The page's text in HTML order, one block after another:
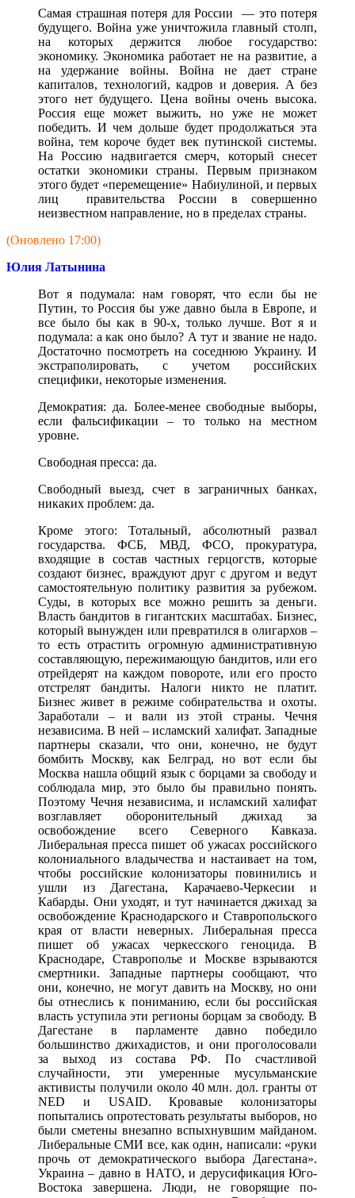
Самая страшная потеря для России — это потеря
будущего. Война уже уничтожила главный столп,
на которых держится любое государство:
экономику. Экономика работает не на развитие, а
на удержание войны. Война не дает стране
капиталов, технологий, кадров и доверия. А без
этого нет будущего. Цена войны очень высока.
Россия еще может выжить, но уже не может
победить. И чем дольше будет продолжаться эта
война, тем короче будет век путинской системы.
На Россию надвигается смерч, который снесет
остатки экономики страны. Первым признаком
этого будет «перемещение» Набиулиной, и первых
лиц правительства России в совершенно
неизвестном направление, но в пределах страны.
(Оновлено 17:00)
Юлия Латынина
Вот я подумала: нам говорят, что если бы не
Путин, то Россия бы уже давно была в Европе, и
все было бы как в 90-х, только лучше. Вот я и
подумала: а как оно было? А тут и звание не надо.
Достаточно посмотреть на соседнюю Украину. И
экстраполировать, с учетом российских
специфики, некоторые изменения.
Демократия: да. Более-менее свободные выборы,
если фальсификации – то только на местном
уровне.
Свободная пресса: да.
Свободный выезд, счет в заграничных банках,
никаких проблем: да.
Кроме этого: Тотальный, абсолютный развал
государства. ФСБ, МВД, ФСО, прокуратура,
входящие в состав частных герцогств, которые
создают бизнес, враждуют друг с другом и ведут
самостоятельную политику развития за рубежом.
Суды, в которых все можно решить за деньги.
Власть бандитов в гигантских масштабах. Бизнес,
который вынужден или превратился в олигархов –
то есть отрастить огромную административную
составляющую, пережимающую бандитов, или его
отрейдерят на каждом повороте, или его просто
отстрелят бандиты. Налоги никто не платит.
Бизнес живет в режиме собирательства и охоты.
Заработали – и вали из этой страны. Чечня
независима. В ней – исламский халифат. Западные
партнеры сказали, что они, конечно, не будут
бомбить Москву, как Белград, но вот если бы
Москва нашла общий язык с борцами за свободу и
соблюдала мир, это было бы правильно понять.
Поэтому Чечня независима, и исламский халифат
возглавляет оборонительный джихад за
освобождение всего Северного Кавказа.
Либеральная пресса пишет об ужасах российского
колониального владычества и настаивает на том,
чтобы российские колонизаторы повинились и
ушли из Дагестана, Карачаево-Черкесии и
Кабарды. Они уходят, и тут начинается джихад за
освобождение Краснодарского и Ставропольского
края от власти неверных. Либеральная пресса
пишет об ужасах черкесского геноцида. В
Краснодаре, Ставрополье и Москве взрываются
смертники. Западные партнеры сообщают, что
они, конечно, не могут давить на Москву, но они
бы отнеслись к пониманию, если бы российская
власть уступила эти регионы борцам за свободу. В
Дагестане в парламенте давно победило
большинство джихадистов, и они проголосовали
за выход из состава РФ. По счастливой
случайности, эти умеренные мусульманские
активисты получили около 40 млн. дол. гранты от
NED и USAID. Кровавые колонизаторы
попытались опротестовать результаты выборов, но
были сметены внезапно вспыхнувшим майданом.
Либеральные СМИ все, как один, написали: «руки
прочь от демократического выбора Дагестана».
Украина – давно в НАТО, и дерусификация Юго-
Востока завершена. Люди, не говорящие по-